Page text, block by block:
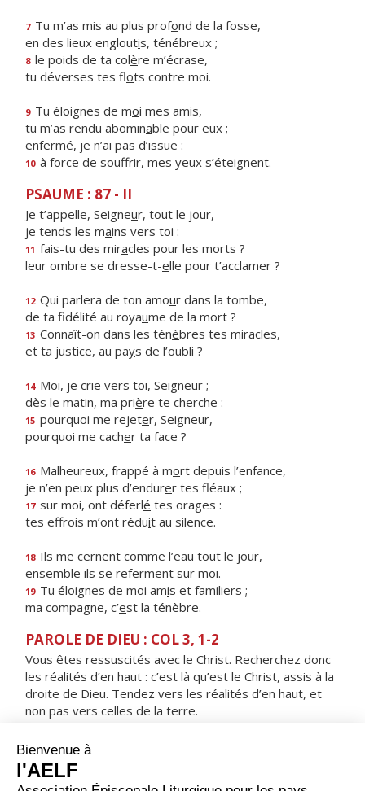
7 Tu m’as mis au plus profond de la fosse,
en des lieux engloutis, ténébreux ;
8 le poids de ta colère m’écrase,
tu déverses tes flots contre moi.
9 Tu éloignes de moi mes amis,
tu m’as rendu abominable pour eux ;
enfermé, je n’ai pas d’issue :
10 à force de souffrir, mes yeux s’éteignent.
PSAUME : 87 - II
Je t’appelle, Seigneur, tout le jour,
je tends les mains vers toi :
11 fais-tu des miracles pour les morts ?
leur ombre se dresse-t-elle pour t’acclamer ?
12 Qui parlera de ton amour dans la tombe,
de ta fidélité au royaume de la mort ?
13 Connaît-on dans les ténèbres tes miracles,
et ta justice, au pays de l’oubli ?
14 Moi, je crie vers toi, Seigneur ;
dès le matin, ma prière te cherche :
15 pourquoi me rejeter, Seigneur,
pourquoi me cacher ta face ?
16 Malheureux, frappé à mort depuis l’enfance,
je n’en peux plus d’endurer tes fléaux ;
17 sur moi, ont déferlé tes orages :
tes effrois m’ont réduit au silence.
18 Ils me cernent comme l’eau tout le jour,
ensemble ils se referment sur moi.
19 Tu éloignes de moi amis et familiers ;
ma compagne, c’est la ténèbre.
PAROLE DE DIEU : COL 3, 1-2
Vous êtes ressuscités avec le Christ. Recherchez donc
les réalités d’en haut : c’est là qu’est le Christ, assis à la
droite de Dieu. Tendez vers les réalités d’en haut, et
non pas vers celles de la terre.
RÉPONS
V/ Reste avec nous, Seigneur, alléluia,
le soir approche, alléluia.